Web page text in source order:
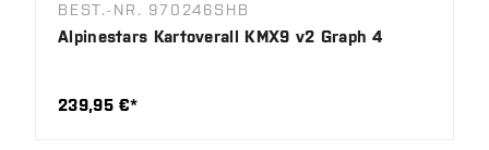
BEST.-NR. 970246SHB
Alpinestars Kartoverall KMX9 v2 Graph 4
239,95 €*